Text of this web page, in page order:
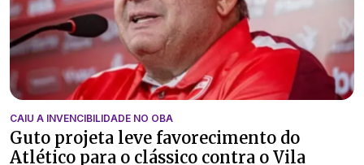
CAIU A INVENCIBILIDADE NO OBA
Guto projeta leve favorecimento do
Atlético para o clássico contra o Vila